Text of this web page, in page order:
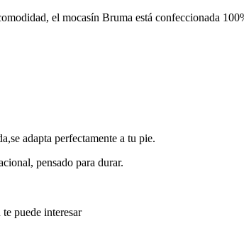
el mocasín Bruma está confeccionada
adapta perfectamente a tu pie.
pensado para durar.